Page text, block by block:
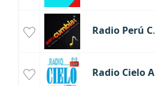
Radio Perú Cumbia
Radio Cielo Actual